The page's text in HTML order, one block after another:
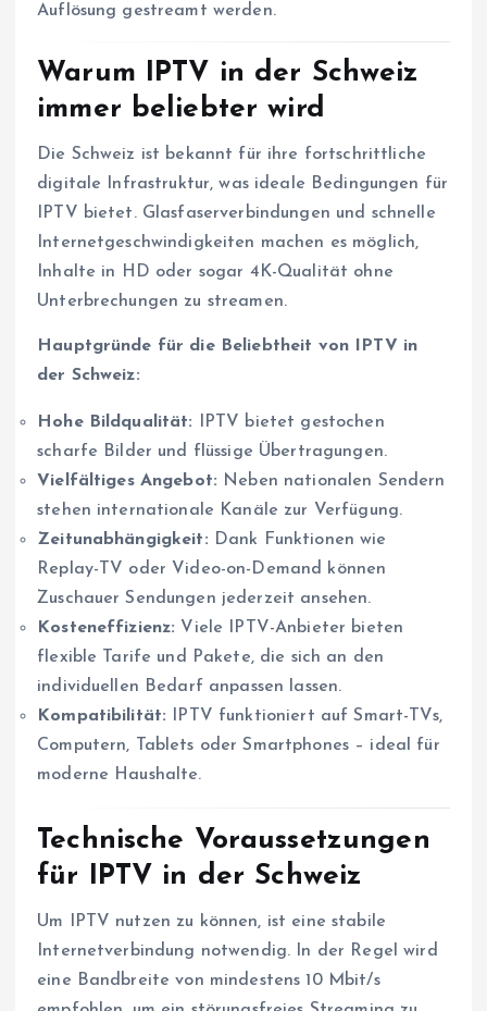
Auflösung gestreamt werden.
Warum IPTV in der Schweiz
immer beliebter wird
Die Schweiz ist bekannt für ihre fortschrittliche
digitale Infrastruktur, was ideale Bedingungen für
IPTV bietet. Glasfaserverbindungen und schnelle
Internetgeschwindigkeiten machen es möglich,
Inhalte in HD oder sogar 4K-Qualität ohne
Unterbrechungen zu streamen.
Hauptgründe für die Beliebtheit von IPTV in
der Schweiz:
Hohe Bildqualität: IPTV bietet gestochen
scharfe Bilder und flüssige Übertragungen.
Vielfältiges Angebot: Neben nationalen Sendern
stehen internationale Kanäle zur Verfügung.
Zeitunabhängigkeit: Dank Funktionen wie
Replay-TV oder Video-on-Demand können
Zuschauer Sendungen jederzeit ansehen.
Kosteneffizienz: Viele IPTV-Anbieter bieten
flexible Tarife und Pakete, die sich an den
individuellen Bedarf anpassen lassen.
Kompatibilität: IPTV funktioniert auf Smart-TVs,
Computern, Tablets oder Smartphones – ideal für
moderne Haushalte.
Technische Voraussetzungen
für IPTV in der Schweiz
Um IPTV nutzen zu können, ist eine stabile
Internetverbindung notwendig. In der Regel wird
eine Bandbreite von mindestens 10 Mbit/s